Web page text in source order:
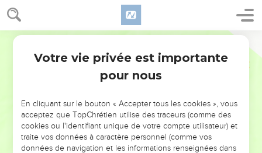
NE MANQUEZ PAS L’ÉVÉNEMENT
DE L’ANNÉE !
ET SI LEURS ERREURS POUVAIENT VOUS ÉVITER LES
VOTRES ?
Votre vie privée est importante
pour nous
En cliquant sur le bouton « Accepter tous les cookies », vous
acceptez que TopChrétien utilise des traceurs (comme des
cookies ou l'identifiant unique de votre compte utilisateur) et
traite vos données à caractère personnel (comme vos
données de navigation et les informations renseignées dans